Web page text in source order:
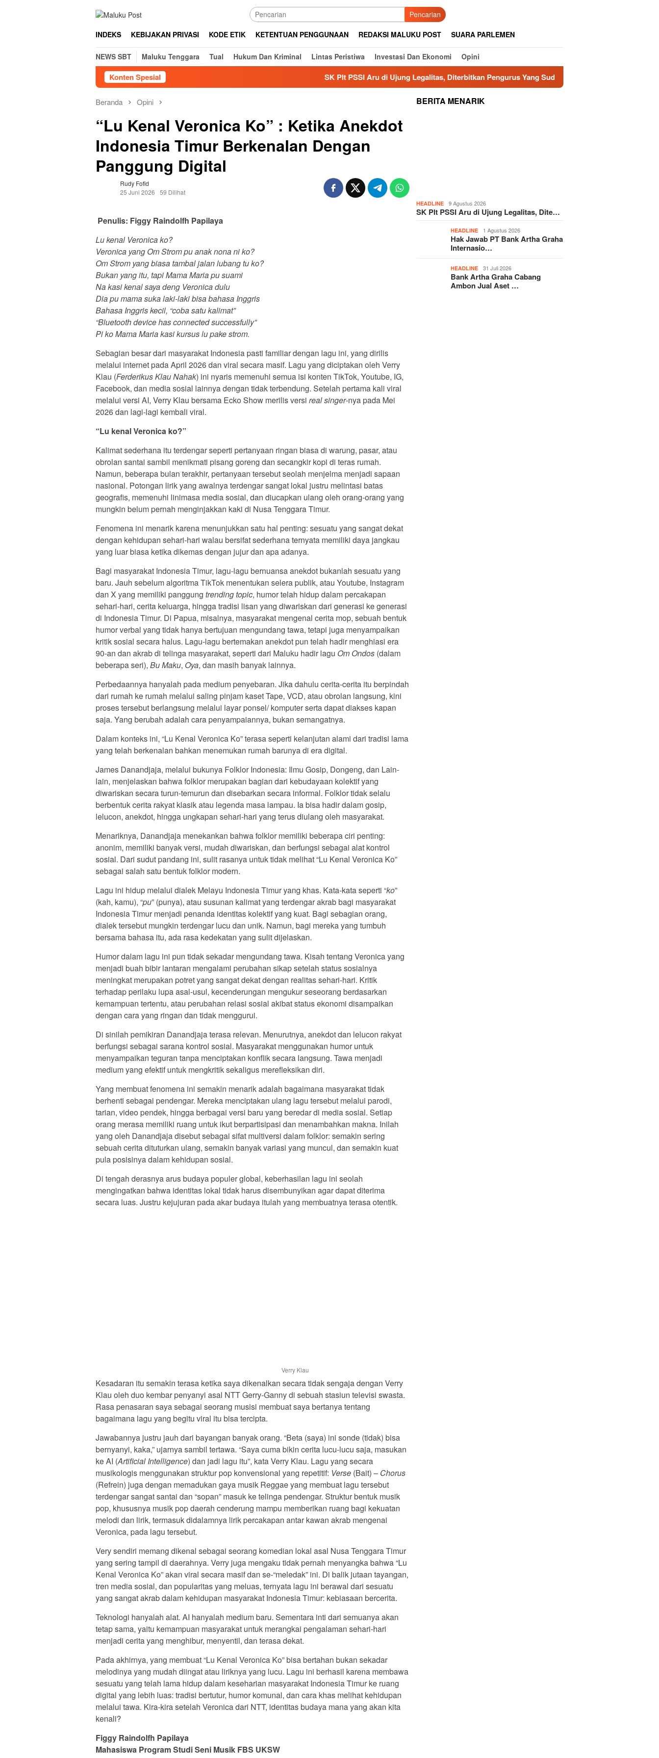
Pencarian
INDEKS KEBIJAKAN PRIVASI KODE ETIK KETENTUAN PENGGUNAAN REDAKSI MALUKU POST SUARA PARLEMEN
NEWS SBT Maluku Tenggara Tual Hukum Dan Kriminal Lintas Peristiwa Investasi Dan Ekonomi Opini
Konten Spesial SK Plt PSSI Aru di Ujung Legalitas, Diterbitkan Pengurus Yang Sudah Dimisioner
Beranda Opini
“Lu Kenal Veronica Ko” : Ketika Anekdot
Indonesia Timur Berkenalan Dengan
Panggung Digital
Rudy Fofid
25 Juni 2026
59 Dilihat
Penulis: Figgy Raindolfh Papilaya
Lu kenal Veronica ko?
Veronica yang Om Strom pu anak nona ni ko?
Om Strom yang biasa tambal jalan lubang tu ko?
Bukan yang itu, tapi Mama Maria pu suami
Na kasi kenal saya deng Veronica dulu
Dia pu mama suka laki-laki bisa bahasa Inggris
Bahasa Inggris kecil, “coba satu kalimat”
“Bluetooth device has connected successfully”
Pi ko Mama Maria kasi kursus lu pake strom.
Sebagian besar dari masyarakat Indonesia pasti familiar dengan lagu ini, yang dirilis
melalui internet pada April 2026 dan viral secara masif. Lagu yang diciptakan oleh Verry
Klau (Ferderikus Klau Nahak) ini nyaris memenuhi semua isi konten TikTok, Youtube, IG,
Facebook, dan media sosial lainnya dengan tidak terbendung. Setelah pertama kali viral
melalui versi AI, Verry Klau bersama Ecko Show merilis versi realsinger-nya pada Mei
2026 dan lagi-lagi kembali viral.
“Lu kenal Veronica ko?”
Kalimat sederhana itu terdengar seperti pertanyaan ringan biasa di warung, pasar, atau
obrolan santai sambil menikmati pisang goreng dan secangkir kopi di teras rumah.
Namun, beberapa bulan terakhir, pertanyaan tersebut seolah menjelma menjadi sapaan
nasional. Potongan lirik yang awalnya terdengar sangat lokal justru melintasi batas
geografis, memenuhi linimasa media sosial, dan diucapkan ulang oleh orang-orang yang
mungkin belum pernah menginjakkan kaki di Nusa Tenggara Timur.
Fenomena ini menarik karena menunjukkan satu hal penting: sesuatu yang sangat dekat
dengan kehidupan sehari-hari walau bersifat sederhana ternyata memiliki daya jangkau
yang luar biasa ketika dikemas dengan jujur dan apa adanya.
Bagi masyarakat Indonesia Timur, lagu-lagu bernuansa anekdot bukanlah sesuatu yang
baru. Jauh sebelum algoritma TikTok menentukan selera publik, atau Youtube, Instagram
dan X yang memiliki panggung trending topic, humor telah hidup dalam percakapan
sehari-hari, cerita keluarga, hingga tradisi lisan yang diwariskan dari generasi ke generasi
di Indonesia Timur. Di Papua, misalnya, masyarakat mengenal cerita mop, sebuah bentuk
humor verbal yang tidak hanya bertujuan mengundang tawa, tetapi juga menyampaikan
kritik sosial secara halus. Lagu-lagu bertemakan anekdot pun telah hadir menghiasi era
90-an dan akrab di telinga masyarakat, seperti dari Maluku hadir lagu Om Ondos (dalam
beberapa seri), Bu Maku, Oya, dan masih banyak lainnya.
Perbedaannya hanyalah pada medium penyebaran. Jika dahulu cerita-cerita itu berpindah
dari rumah ke rumah melalui saling pinjam kaset Tape, VCD, atau obrolan langsung, kini
proses tersebut berlangsung melalui layar ponsel/ komputer serta dapat diakses kapan
saja. Yang berubah adalah cara penyampaiannya, bukan semangatnya.
Dalam konteks ini, “Lu Kenal Veronica Ko” terasa seperti kelanjutan alami dari tradisi lama
yang telah berkenalan bahkan menemukan rumah barunya di era digital.
James Danandjaja, melalui bukunya Folklor Indonesia: Ilmu Gosip, Dongeng, dan Lain-
lain, menjelaskan bahwa folklor merupakan bagian dari kebudayaan kolektif yang
diwariskan secara turun-temurun dan disebarkan secara informal. Folklor tidak selalu
berbentuk cerita rakyat klasik atau legenda masa lampau. Ia bisa hadir dalam gosip,
lelucon, anekdot, hingga ungkapan sehari-hari yang terus diulang oleh masyarakat.
Menariknya, Danandjaja menekankan bahwa folklor memiliki beberapa ciri penting:
anonim, memiliki banyak versi, mudah diwariskan, dan berfungsi sebagai alat kontrol
sosial. Dari sudut pandang ini, sulit rasanya untuk tidak melihat “Lu Kenal Veronica Ko”
sebagai salah satu bentuk folklor modern.
Lagu ini hidup melalui dialek Melayu Indonesia Timur yang khas. Kata-kata seperti “ko”
(kah, kamu), “pu” (punya), atau susunan kalimat yang terdengar akrab bagi masyarakat
Indonesia Timur menjadi penanda identitas kolektif yang kuat. Bagi sebagian orang,
dialek tersebut mungkin terdengar lucu dan unik. Namun, bagi mereka yang tumbuh
bersama bahasa itu, ada rasa kedekatan yang sulit dijelaskan.
Humor dalam lagu ini pun tidak sekadar mengundang tawa. Kisah tentang Veronica yang
menjadi buah bibir lantaran mengalami perubahan sikap setelah status sosialnya
meningkat merupakan potret yang sangat dekat dengan realitas sehari-hari. Kritik
terhadap perilaku lupa asal-usul, kecenderungan mengukur seseorang berdasarkan
kemampuan tertentu, atau perubahan relasi sosial akibat status ekonomi disampaikan
dengan cara yang ringan dan tidak menggurui.
Di sinilah pemikiran Danandjaja terasa relevan. Menurutnya, anekdot dan lelucon rakyat
berfungsi sebagai sarana kontrol sosial. Masyarakat menggunakan humor untuk
menyampaikan teguran tanpa menciptakan konflik secara langsung. Tawa menjadi
medium yang efektif untuk mengkritik sekaligus merefleksikan diri.
Yang membuat fenomena ini semakin menarik adalah bagaimana masyarakat tidak
berhenti sebagai pendengar. Mereka menciptakan ulang lagu tersebut melalui parodi,
tarian, video pendek, hingga berbagai versi baru yang beredar di media sosial. Setiap
orang merasa memiliki ruang untuk ikut berpartisipasi dan menambahkan makna. Inilah
yang oleh Danandjaja disebut sebagai sifat multiversi dalam folklor: semakin sering
sebuah cerita dituturkan ulang, semakin banyak variasi yang muncul, dan semakin kuat
pula posisinya dalam kehidupan sosial.
Di tengah derasnya arus budaya populer global, keberhasilan lagu ini seolah
mengingatkan bahwa identitas lokal tidak harus disembunyikan agar dapat diterima
secara luas. Justru kejujuran pada akar budaya itulah yang membuatnya terasa otentik.
Verry Klau
Kesadaran itu semakin terasa ketika saya dikenalkan secara tidak sengaja dengan Verry
Klau oleh duo kembar penyanyi asal NTT Gerry-Ganny di sebuah stasiun televisi swasta.
Rasa penasaran saya sebagai seorang musisi membuat saya bertanya tentang
bagaimana lagu yang begitu viral itu bisa tercipta.
Jawabannya justru jauh dari bayangan banyak orang. “Beta (saya) ini sonde (tidak) bisa
bernyanyi, kaka,” ujarnya sambil tertawa. “Saya cuma bikin cerita lucu-lucu saja, masukan
ke AI (Artificial Intelligence) dan jadi lagu itu”, kata Verry Klau. Lagu yang secara
musikologis menggunakan struktur pop konvensional yang repetitif: Verse (Bait) – Chorus
(Refrein) juga dengan memadukan gaya musik Reggae yang membuat lagu tersebut
terdengar sangat santai dan “sopan” masuk ke telinga pendengar. Struktur bentuk musik
pop, khususnya musik pop daerah cenderung mampu memberikan ruang bagi kekuatan
melodi dan lirik, termasuk didalamnya lirik percakapan antar kawan akrab mengenai
Veronica, pada lagu tersebut.
Very sendiri memang dikenal sebagai seorang komedian lokal asal Nusa Tenggara Timur
yang sering tampil di daerahnya. Verry juga mengaku tidak pernah menyangka bahwa “Lu
Kenal Veronica Ko” akan viral secara masif dan se-“meledak” ini. Di balik jutaan tayangan,
tren media sosial, dan popularitas yang meluas, ternyata lagu ini berawal dari sesuatu
yang sangat akrab dalam kehidupan masyarakat Indonesia Timur: kebiasaan bercerita.
Teknologi hanyalah alat. AI hanyalah medium baru. Sementara inti dari semuanya akan
tetap sama, yaitu kemampuan masyarakat untuk merangkai pengalaman sehari-hari
menjadi cerita yang menghibur, menyentil, dan terasa dekat.
Pada akhirnya, yang membuat “Lu Kenal Veronica Ko” bisa bertahan bukan sekadar
melodinya yang mudah diingat atau liriknya yang lucu. Lagu ini berhasil karena membawa
sesuatu yang telah lama hidup dalam keseharian masyarakat Indonesia Timur ke ruang
digital yang lebih luas: tradisi bertutur, humor komunal, dan cara khas melihat kehidupan
melalui tawa. Kira-kira setelah Veronica dari NTT, identitas budaya mana yang akan kita
kenali?
Figgy Raindolfh Papilaya
Mahasiswa Program Studi Seni Musik FBS UKSW
BERITA MENARIK
HEADLINE 9 Agustus 2026
SK Plt PSSI Aru di Ujung Legalitas, Dite…
HEADLINE 1 Agustus 2026
Hak Jawab PT Bank Artha Graha
Internasio…
HEADLINE 31 Juli 2026
Bank Artha Graha Cabang
Ambon Jual Aset …